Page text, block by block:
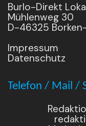
Burlo-Direkt
Mühlenweg 30
D-46325
Impressum
Datenschutz
Telefon / Mail /